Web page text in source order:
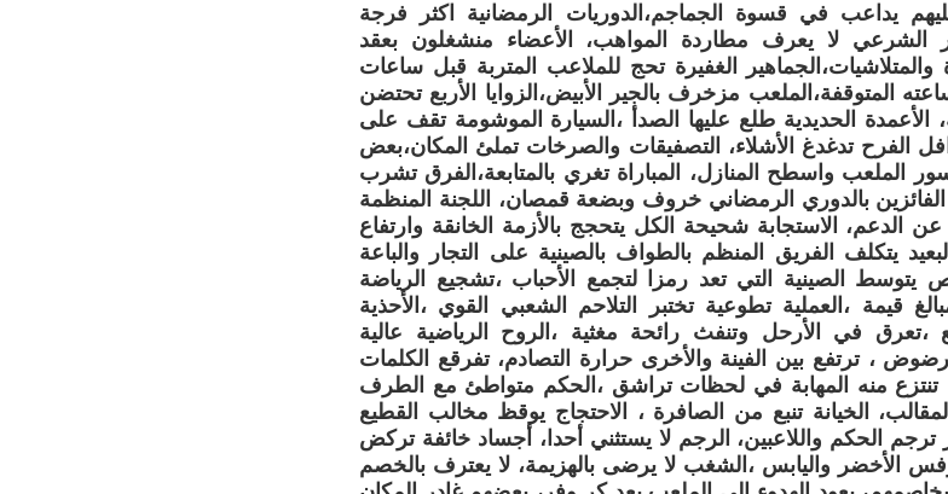
يداعب في قسوة الجماجم،الدوريات الرمضانية اكثر فرجة
الشرعي لا يعرف مطاردة المواهب، الأعضاء منشغلون بعقد
الغفيرة تحج للملاعب المتربة قبل ساعات
المتوقفة،الملعب مزخرف بالجير الأبيض،الزوايا الأربع تحتضن
الحديدية طلع عليها الصدأ ،السيارة الموشومة تقف على
الفرح تدغدغ الأشلاء، التصفيقات والصرخات تملئ المكان،بعض
الملعب واسطح المنازل، المباراة تغري بالمتابعة،الفرق تشرب
بالدوري الرمضاني خروف وبضعة قمصان، اللجنة المنظمة
الدعم، الاستجابة شحيحة الكل يتحجج بالأزمة الخانقة وارتفاع
يتكلف الفريق المنظم بالطواف بالصينية على التجار والباعة
يتوسط الصينية التي تعد رمزا لتجمع الأحباب ،تشجيع الرياضة
قيمة ،العملية تطوعية تختبر التلاحم الشعبي القوي ،الأحذية
،تعرق في الأرحل وتنفث رائحة مغثية ،الروح الرياضية عالية
، ترتفع بين الفينة والأخرى حرارة التصادم، تفرقع الكلمات
تنتزع منه المهابة في لحظات تراشق ،الحكم متواطئ مع الطرف
الخيانة تنبع من الصافرة ، الاحتجاج يوقظ مخالب القطيع
ترجم الحكم واللاعبين، الرجم لا يستثني أحدا، أجساد خائفة تركض
الأخضر واليابس ،الشغب لا يرضى بالهزيمة، لا يعترف بالخصم